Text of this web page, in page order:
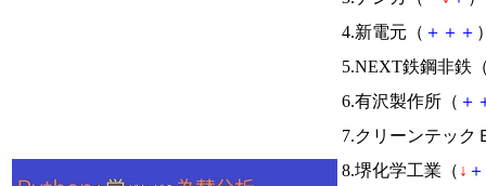
4.新電元（ ＋ ＋ ＋
5.NEXT鉄鋼非鉄
6.有沢製作所（ ＋
7.クリーンテック
8.堺化学工業（ ↓ ＋